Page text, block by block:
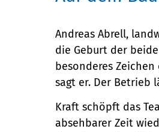
Andreas Abrell,
die Geburt der
besonderes
sagt er. Der Betrieb
Kraft schöpft das
absehbarer Zeit